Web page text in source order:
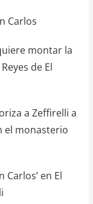
Carlos
montar la
de El
a Zeffirelli a
el monasterio
Carlos’ en El